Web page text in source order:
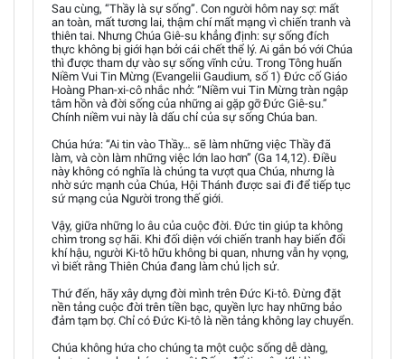
Sau cùng, “Thầy là sự sống”. Con người hôm nay sợ: mất
an toàn, mất tương lai, thậm chí mất mạng vì chiến tranh và
thiên tai. Nhưng Chúa Giê-su khẳng định: sự sống đích
thực không bị giới hạn bởi cái chết thể lý. Ai gắn bó với Chúa
thì được tham dự vào sự sống vĩnh cửu. Trong Tông huấn
Niềm Vui Tin Mừng (Evangelii Gaudium, số 1) Đức cố Giáo
Hoàng Phan-xi-cô nhắc nhở: “Niềm vui Tin Mừng tràn ngập
tâm hồn và đời sống của những ai gặp gỡ Đức Giê-su.”
Chính niềm vui này là dấu chỉ của sự sống Chúa ban.
Chúa hứa: “Ai tin vào Thầy… sẽ làm những việc Thầy đã
làm, và còn làm những việc lớn lao hơn” (Ga 14,12). Điều
này không có nghĩa là chúng ta vượt qua Chúa, nhưng là
nhờ sức mạnh của Chúa, Hội Thánh được sai đi để tiếp tục
sứ mạng của Người trong thế giới.
Vậy, giữa những lo âu của cuộc đời. Đức tin giúp ta không
chìm trong sợ hãi. Khi đối diện với chiến tranh hay biến đổi
khí hậu, người Ki-tô hữu không bi quan, nhưng vẫn hy vọng,
vì biết rằng Thiên Chúa đang làm chủ lịch sử.
Thứ đến, hãy xây dựng đời mình trên Đức Ki-tô. Đừng đặt
nền tảng cuộc đời trên tiền bạc, quyền lực hay những bảo
đảm tạm bợ. Chỉ có Đức Ki-tô là nền tảng không lay chuyển.
Chúa không hứa cho chúng ta một cuộc sống dễ dàng,